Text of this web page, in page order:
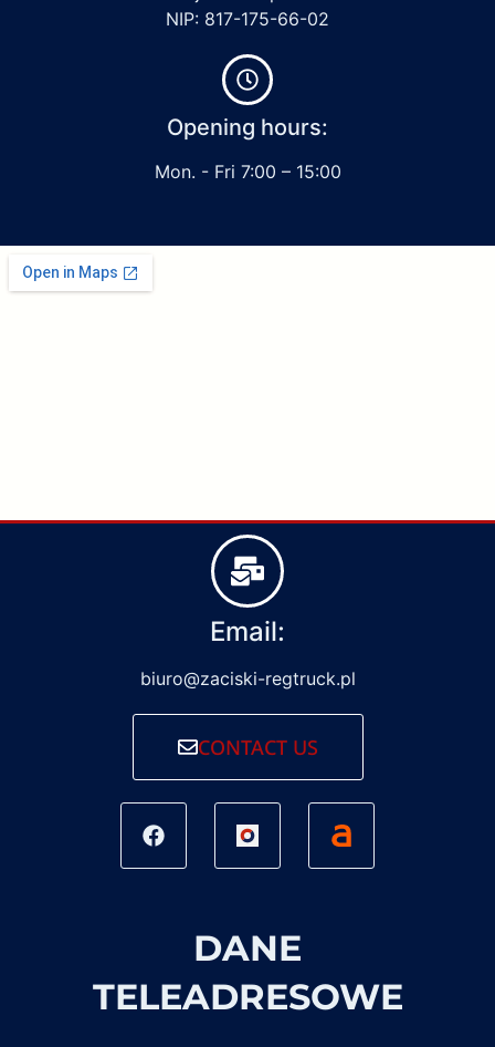
NIP: 817-175-66-02
Opening hours:
Mon. - Fri 7:00 – 15:00
Email:
biuro@zaciski-regtruck.pl
CONTACT US
DANE
TELEADRESOWE